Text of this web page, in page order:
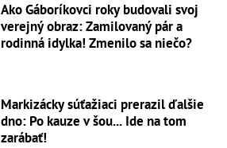
Ako Gáboríkovci roky budovali svoj
verejný obraz: Zamilovaný pár a
rodinná idylka! Zmenilo sa niečo?
Markizácky súťažiaci prerazil ďalšie
dno: Po kauze v šou... Ide na tom
zarábať!